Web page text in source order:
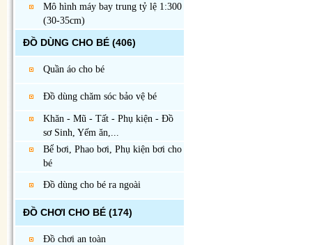
Mô hình máy bay trung tỷ lệ 1:300
(30-35cm)
ĐỒ DÙNG CHO BÉ (406)
Quần áo cho bé
Đồ dùng chăm sóc bảo vệ bé
Khăn - Mũ - Tất - Phụ kiện - Đồ
sơ Sinh, Yếm ăn,...
Bể bơi, Phao bơi, Phụ kiện bơi cho
bé
Đồ dùng cho bé ra ngoài
ĐỒ CHƠI CHO BÉ (174)
Đồ chơi an toàn